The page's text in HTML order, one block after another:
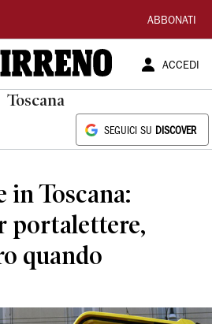
ABBONATI
ACCEDI
Toscana
SEGUICI SU DISCOVER
in Toscana:
portalettere,
quando